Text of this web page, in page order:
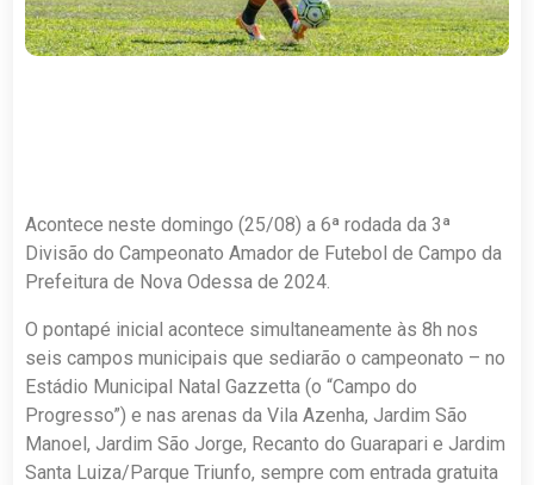
Acontece neste domingo (25/08) a 6ª rodada da 3ª
Divisão do Campeonato Amador de Futebol de Campo da
Prefeitura de Nova Odessa de 2024.
O pontapé inicial acontece simultaneamente às 8h nos
seis campos municipais que sediarão o campeonato – no
Estádio Municipal Natal Gazzetta (o “Campo do
Progresso”) e nas arenas da Vila Azenha, Jardim São
Manoel, Jardim São Jorge, Recanto do Guarapari e Jardim
Santa Luiza/Parque Triunfo, sempre com entrada gratuita